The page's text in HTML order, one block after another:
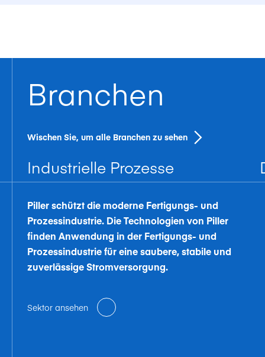
Branchen
Wischen Sie, um alle Branchen zu sehen
Industrielle Prozesse
Piller schützt die moderne Fertigungs- und
Prozessindustrie. Die Technologien von Piller
finden Anwendung in der Fertigungs- und
Prozessindustrie für eine saubere, stabile und
zuverlässige Stromversorgung.
Sektor ansehen